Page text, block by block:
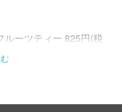
ーツティー 825円(税